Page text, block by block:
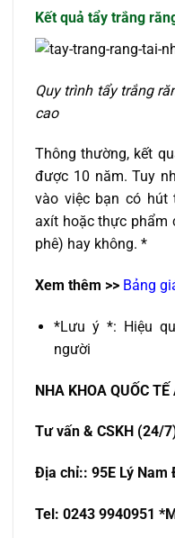
Kết quả tẩy trắng
Quy trình tẩy trắng
cao
Thông thường, kết
được 10 năm. Tuy
vào việc bạn có hút
axít hoặc thực phẩm
phê) hay không. *
Xem thêm >> Bảng
*Lưu ý *: Hiệu
người
NHA KHOA QUỐC TẾ
Tưvấn & CSKH (24/
Địa chỉ:: 95E Lý Nam
Tel: 0243 9940951